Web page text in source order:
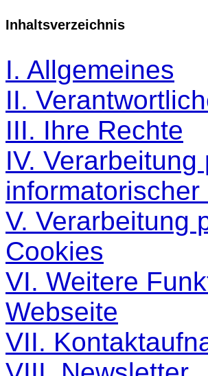
Inhaltsverzeichnis
I. Allgemeines
II.
III. Ihre Rechte
IV.
V. Verarbeitung
Cookies
VI. Weitere
Webseite
VII.